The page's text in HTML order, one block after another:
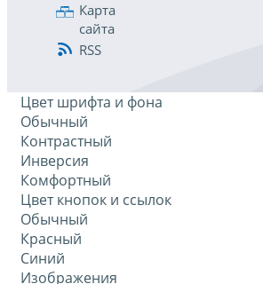
Карта
сайта
RSS
Цвет шрифта и фона
Обычный
Контрастный
Инверсия
Комфортный
Цвет кнопок и ссылок
Обычный
Красный
Синий
Изображения